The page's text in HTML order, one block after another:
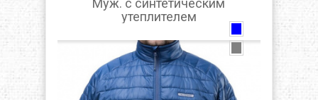
Муж. с синтетическим
утеплителем